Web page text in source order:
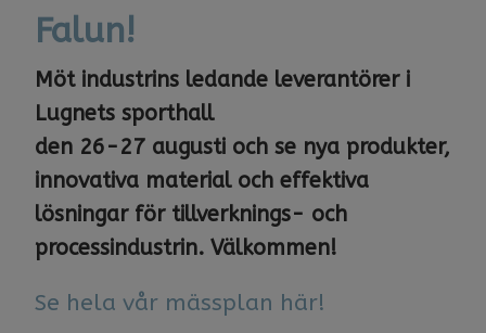
Falun!
Möt industrins ledande leverantörer i
Lugnets sporthall
​​​​​​den ​​​​​26-27 augusti och se nya produkter,
innovativa material och effektiva
lösningar för tillverknings- och
processindustrin. Välkommen!
​​​​​​​Se hela vår mässplan här!